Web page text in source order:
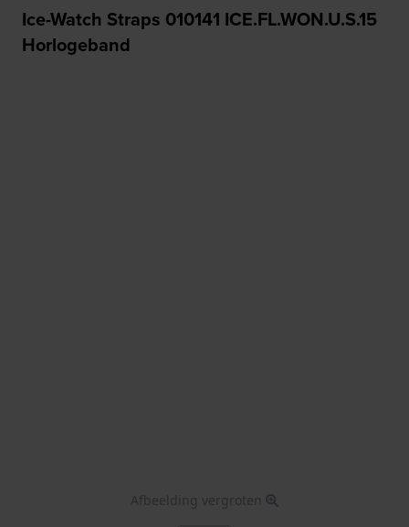
Ice-Watch Straps 010141 ICE.FL.WON.U.S.15
Horlogeband
Afbeelding vergroten